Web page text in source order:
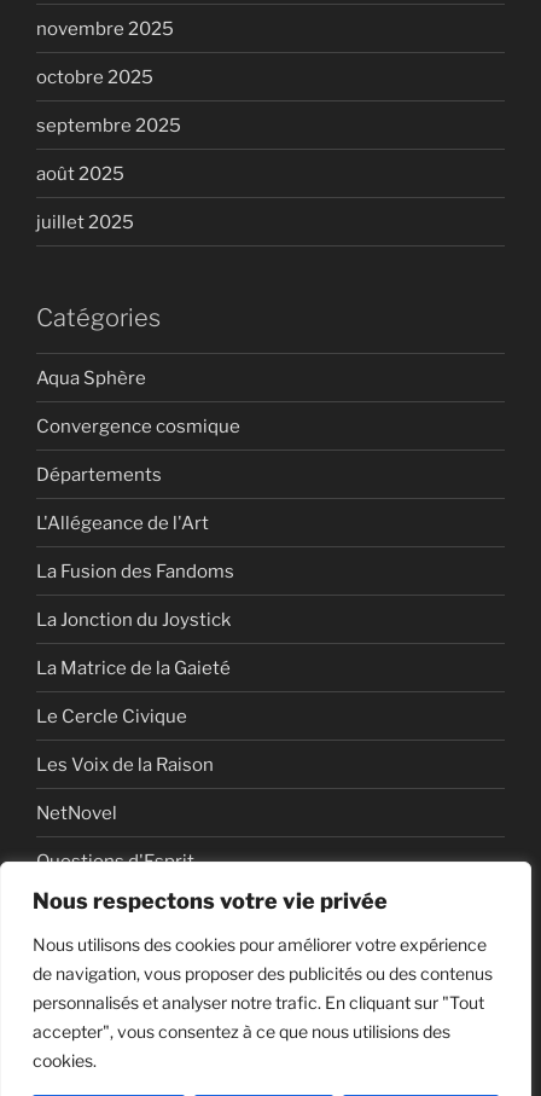
Nous respectons votre vie privée
Nous utilisons des cookies pour améliorer votre expérience
de navigation, vous proposer des publicités ou des contenus
personnalisés et analyser notre trafic. En cliquant sur "Tout
accepter", vous consentez à ce que nous utilisions des
cookies.
novembre 2025
octobre 2025
septembre 2025
août 2025
juillet 2025
Catégories
Aqua Sphère
Convergence cosmique
Départements
L'Allégeance de l'Art
La Fusion des Fandoms
La Jonction du Joystick
La Matrice de la Gaieté
Le Cercle Civique
Les Voix de la Raison
NetNovel
Questions d'Esprit
Série
Série vidéo